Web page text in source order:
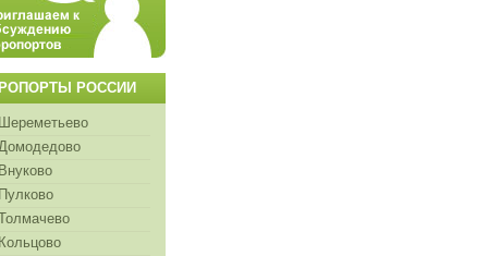
РОССИИ
Шереметьево
Внуково
Пулково
Кольцово